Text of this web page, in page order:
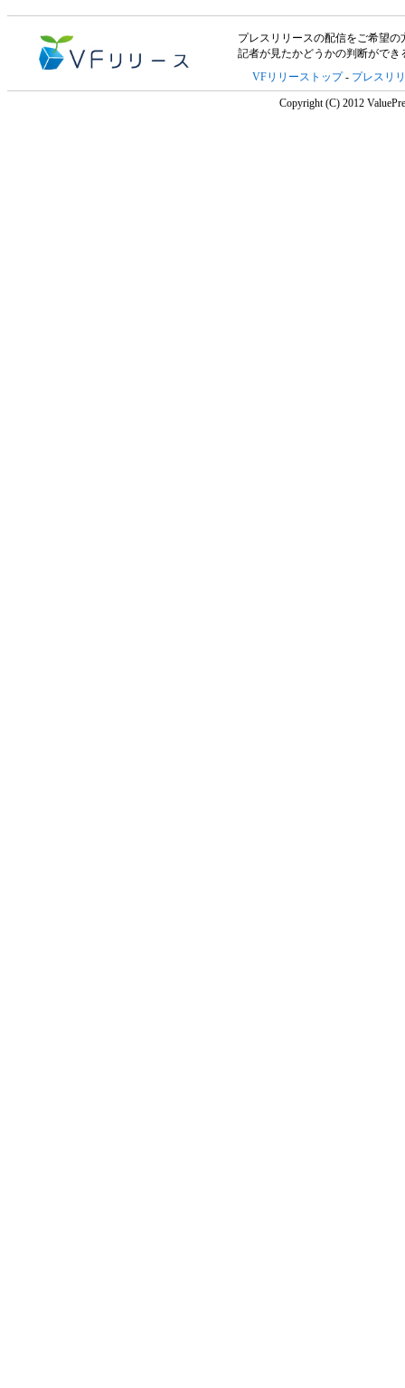
プレスリリースの配信をご希望の
記者が見たかどうかの判断がで
VFリリーストップ- プレスリ
Copyright (C) 2012